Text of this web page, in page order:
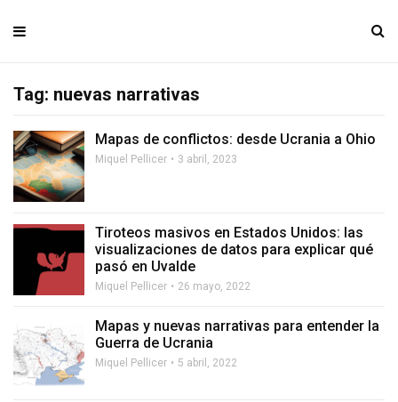
Tag: nuevas narrativas
Mapas de conflictos: desde Ucrania a Ohio
Miquel Pellicer 3 abril, 2023
Tiroteos masivos en Estados Unidos: las
visualizaciones de datos para explicar qué
pasó en Uvalde
Miquel Pellicer 26 mayo, 2022
Mapas y nuevas narrativas para entender la
Guerra de Ucrania
Miquel Pellicer 5 abril, 2022